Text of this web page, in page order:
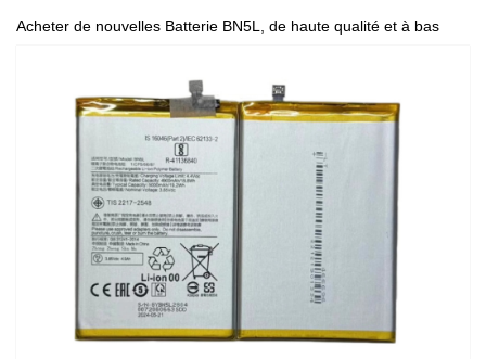
Acheter de nouvelles Batterie BN5L, de haute qualité et à bas